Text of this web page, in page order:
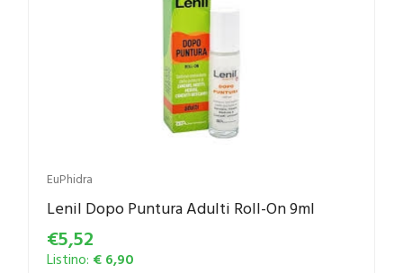
EuPhidra
Lenil Dopo Puntura Adulti Roll-On 9ml
€5,52
Listino: € 6,90